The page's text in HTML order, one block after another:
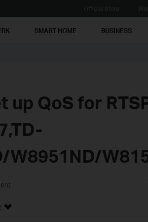
SMART HOME BUSINESS
up QoS for
W8951ND/